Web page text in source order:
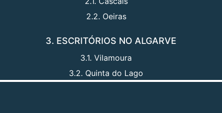
2.2. Oeiras
3. ESCRITÓRIOS NO ALGARVE
3.1. Vilamoura
3.2. Quinta do Lago